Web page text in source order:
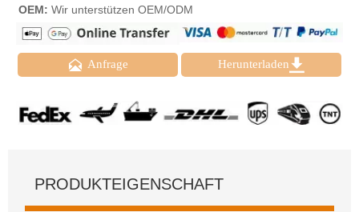
OEM: Wir unterstützen OEM/ODM
 Anfrage Herunterladen 
PRODUKTEIGENSCHAFT